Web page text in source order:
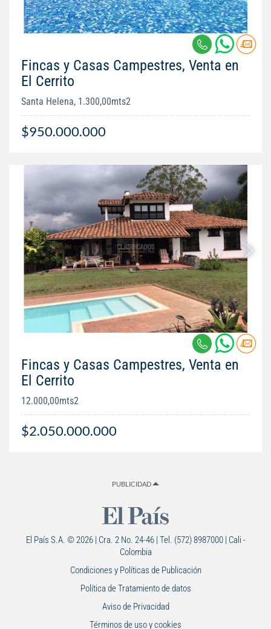
Fincas y Casas Campestres, Venta en
El Cerrito
Santa Helena, 1.300,00mts2
$950.000.000
Fincas y Casas Campestres, Venta en
El Cerrito
12.000,00mts2
$2.050.000.000
PUBLICIDAD
El País S.A. © 2026 | Cra. 2 No. 24-46 | Tel. (572) 8987000 | Cali -
Colombia
Condiciones y Políticas de Publicación
Política de Tratamiento de datos
Aviso de Privacidad
Términos de uso y cookies